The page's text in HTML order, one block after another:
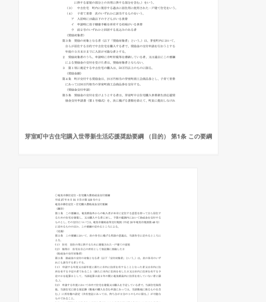
芽室町中古住宅購入世帯新生活応援奨励要綱 （目的） 第1条 この要綱